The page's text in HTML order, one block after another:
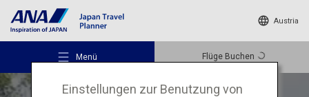
Austria
Menü Flüge Buchen
Einstellungen zur Benutzung von